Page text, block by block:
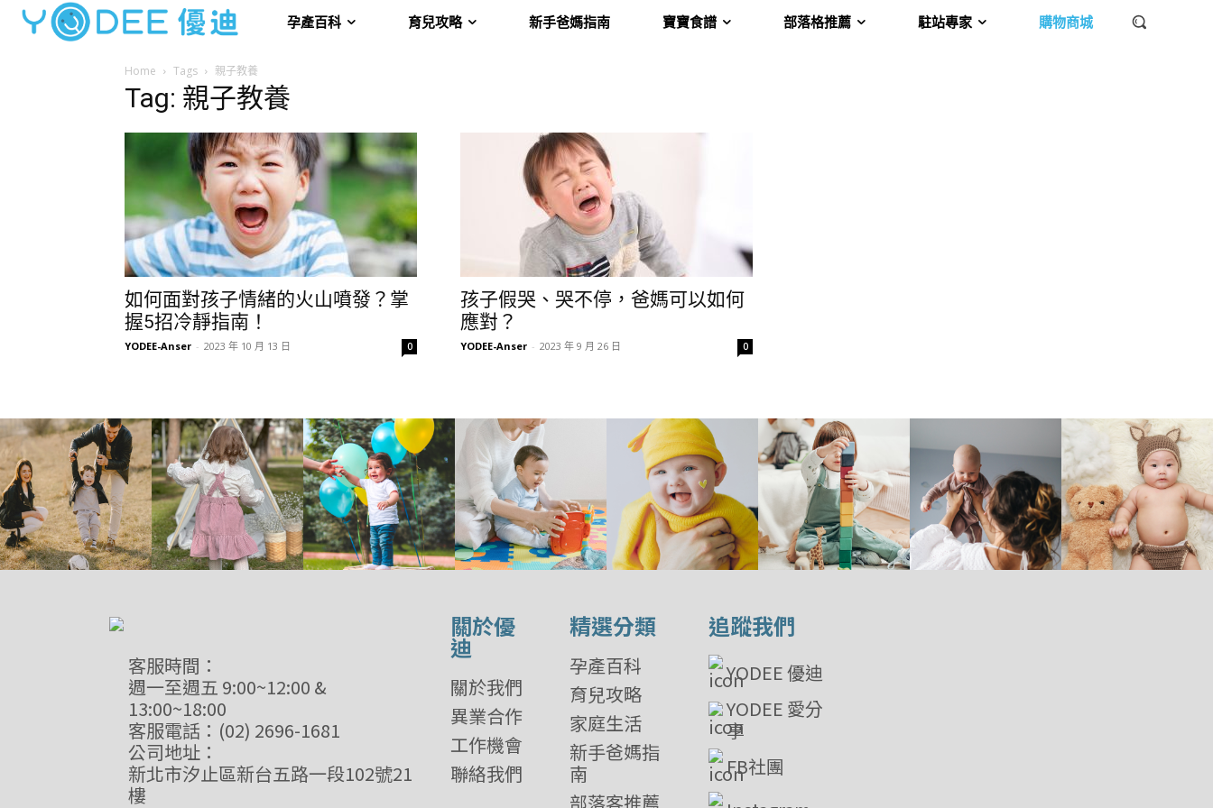
孕產百科 育兒攻略 新手爸媽指南 寶寶食譜 部落格推薦 駐站專家 購物商城
Home Tags 親子教養
Tag: 親子教養
如何面對孩子情緒的火山噴發？掌
握5招冷靜指南！
YODEE-Anser - 2023 年 10 月 13 日 0
孩子假哭、哭不停，爸媽可以如何
應對？
YODEE-Anser - 2023 年 9 月 26 日 0
客服時間：
週一至週五 9:00~12:00 &
13:00~18:00
客服電話：(02) 2696-1681
公司地址：
新北市汐止區新台五路一段102號21
樓
關於優
迪
關於我們
異業合作
工作機會
聯絡我們
精選分類
孕產百科
育兒攻略
家庭生活
新手爸媽指
南
部落客推薦
追蹤我們
YODEE 優迪
YODEE 愛分
享
FB社團